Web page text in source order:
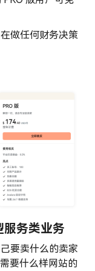
做任何财务决策
务类业务
要卖什么的卖家
要什么样网站的